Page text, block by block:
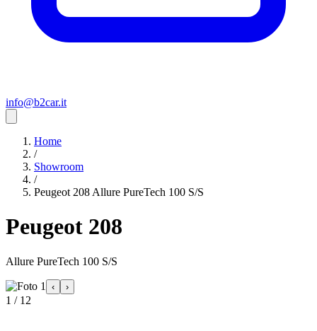
info@b2car.it
Home
/
Showroom
/
Peugeot 208 Allure PureTech 100 S/S
Peugeot 208
Allure PureTech 100 S/S
‹ ›
1 / 12